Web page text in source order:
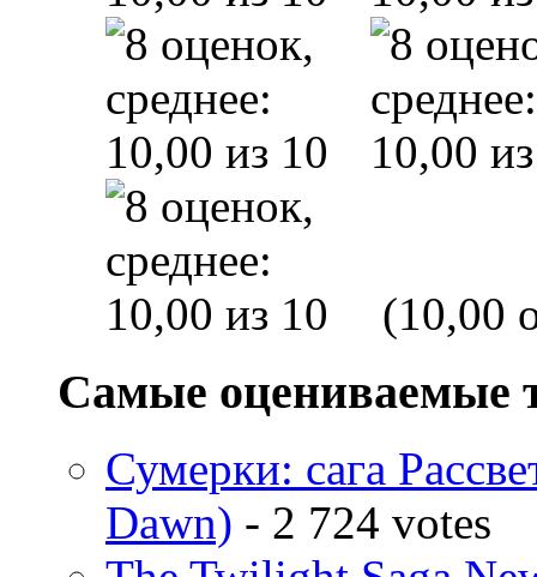
(10,00
Самые оцениваемые
Сумерки: cага
Dawn) - 2 724 votes